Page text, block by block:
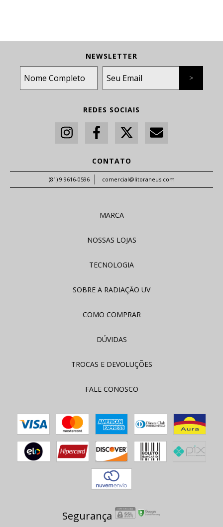
NEWSLETTER
REDES SOCIAIS
CONTATO
(81) 9 9616-0596 comercial@litoraneus.com
MARCA
NOSSAS LOJAS
TECNOLOGIA
SOBRE A RADIAÇÃO UV
COMO COMPRAR
DÚVIDAS
TROCAS E DEVOLUÇÕES
FALE CONOSCO
Segurança